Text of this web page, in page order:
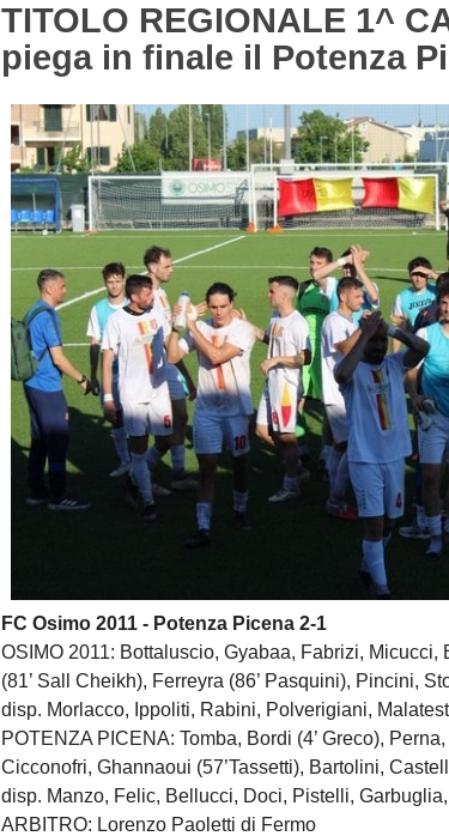
TITOLO REGIONALE 1^
piega in finale il Potenza
FC Osimo 2011 - Potenza Picena 2-1
OSIMO 2011: Bottaluscio, Gyabaa, Fabrizi,
(81’ Sall Cheikh), Ferreyra (86’ Pasquini), Pincini,
disp. Morlacco, Ippoliti, Rabini, Polverigiani,
POTENZA PICENA: Tomba, Bordi (4’ Greco),
Cicconofri, Ghannaoui (57’Tassetti), Bartolini,
disp. Manzo, Felic, Bellucci, Doci, Pistelli,
ARBITRO: Lorenzo Paoletti di Fermo